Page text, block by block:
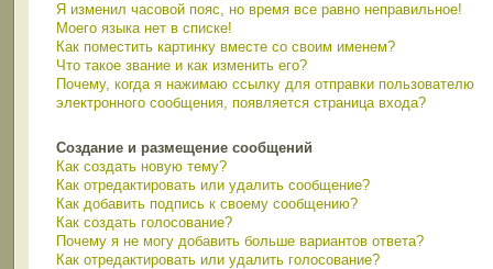
Я изменил часовой пояс, но время все равно неправильное!
Моего языка нет в списке!
Как поместить картинку вместе со своим именем?
Что такое звание и как изменить его?
Почему, когда я нажимаю ссылку для отправки пользователю
электронного сообщения, появляется страница входа?
Создание и размещение сообщений
Как создать новую тему?
Как отредактировать или удалить сообщение?
Как добавить подпись к своему сообщению?
Как создать голосование?
Почему я не могу добавить больше вариантов ответа?
Как отредактировать или удалить голосование?